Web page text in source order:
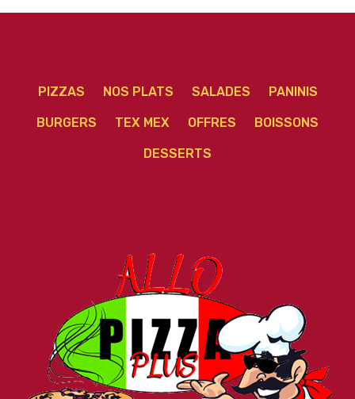
PIZZAS NOS PLATS SALADES PANINIS
BURGERS TEX MEX OFFRES BOISSONS
DESSERTS